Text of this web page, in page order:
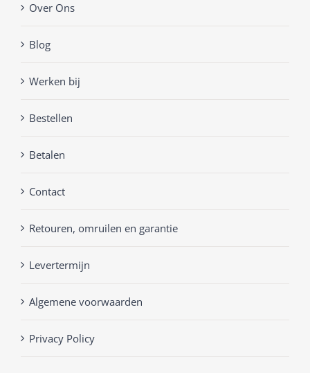
Over Ons
Blog
Werken bij
Bestellen
Betalen
Contact
Retouren, omruilen en garantie
Levertermijn
Algemene voorwaarden
Privacy Policy